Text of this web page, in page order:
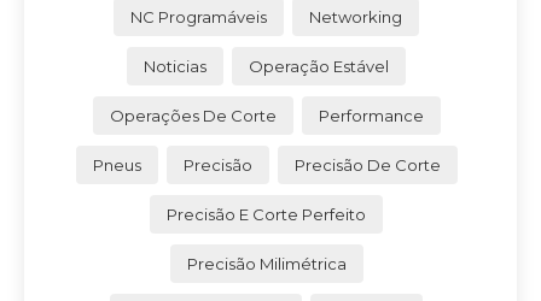
NC Programáveis Networking
Noticias Operação Estável
Operações De Corte Performance
Pneus Precisão Precisão De Corte
Precisão E Corte Perfeito
Precisão Milimétrica